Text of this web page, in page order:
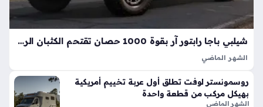
ة
الأك
اعت
دي
ة
شيلبي باجا رابتور آر بقوة 1000 حصان تقتحم الكثبان الرملية بأداء خارق
الشهر الماضي
المفرطة التي تكسر حواجز الأداء التقليدية في شاحنات البيك أب، إذ
ارتقت بهذه الفئة إلى مستويات غير مسبوقة بفضل تعديلات…
روسمونستر لوفت تطلق أول عربة تخييم أمريكية
بهيكل مركب من قطعة واحدة
الشهر الماضي